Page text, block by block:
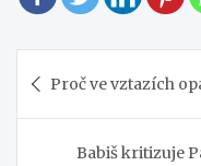
proProč ve vztazích
Babiš kritizuje